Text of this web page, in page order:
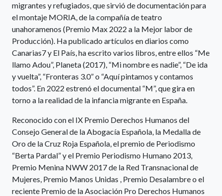
migrantes y refugiados, que sirvió de documentación para
el montaje MORIA, de la compañía de teatro
unahoramenos (Premio Max 2022 a la Mejor labor de
Producción). Ha publicado artículos en diarios como
Canarias7 y El País, ha escrito varios libros, entre ellos “Me
llamo Adou”, Planeta (2017), “Mi nombre es nadie”, “De ida
y vuelta”, “Fronteras 3.0” o “Aquí pintamos y contamos
todos”. En 2022 estrenó el documental “M”, que gira en
torno a la realidad de la infancia migrante en España.
Reconocido con el IX Premio Derechos Humanos del
Consejo General de la Abogacía Española, la Medalla de
Oro de la Cruz Roja Española, el premio de Periodismo
“Berta Pardal” y el Premio Periodismo Humano 2013,
Premio Menina NWW 2017 de la Red Transnacional de
Mujeres, Premio Manos Unidas , Premio Desalambre o el
reciente Premio de la Asociación Pro Derechos Humanos